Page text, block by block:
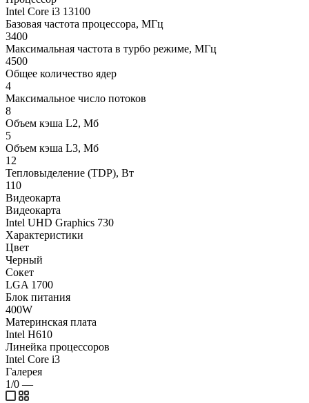
Intel Core i3 13100
Базовая частота процессора, МГц
3400
Максимальная частота в турбо режиме, МГц
4500
Общее количество ядер
4
Максимальное число потоков
8
Объем кэша L2, Мб
5
Объем кэша L3, Мб
12
Тепловыделение (TDP), Вт
110
Видеокарта
Видеокарта
Intel UHD Graphics 730
Характеристики
Цвет
Черный
Сокет
LGA 1700
Блок питания
400W
Материнская плата
Intel H610
Линейка процессоров
Intel Core i3
Галерея
1/0 —